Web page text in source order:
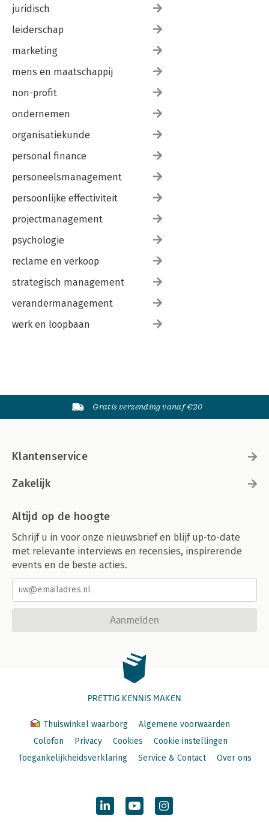
juridisch
leiderschap
marketing
mens en maatschappij
non-profit
ondernemen
organisatiekunde
personal finance
personeelsmanagement
persoonlijke effectiviteit
projectmanagement
psychologie
reclame en verkoop
strategisch management
verandermanagement
werk en loopbaan
Gratis verzending vanaf €20
Klantenservice
Zakelijk
Altijd op de hoogte
Schrijf u in voor onze nieuwsbrief en blijf up-to-date
met relevante interviews en recensies, inspirerende
events en de beste acties.
Aanmelden
PRETTIG KENNIS MAKEN
Thuiswinkel waarborg
Algemene voorwaarden
Colofon
Privacy Cookies
Cookie instellingen
Toegankelijkheidsverklaring
Service & Contact Over ons